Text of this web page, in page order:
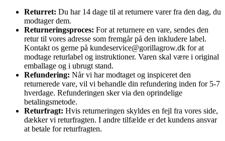
Returret: Du har 14 dage til at returnere varer fra den dag, du
modtager dem.
Returneringsproces: For at returnere en vare, sendes den
retur til vores adresse som fremgår på den inkludere label.
Kontakt os gerne på kundeservice@gorillagrow.dk for at
modtage returlabel og instruktioner. Varen skal være i original
emballage og i ubrugt stand.
Refundering: Når vi har modtaget og inspiceret den
returnerede vare, vil vi behandle din refundering inden for 5-7
hverdage. Refunderingen sker via den oprindelige
betalingsmetode.
Returfragt: Hvis returneringen skyldes en fejl fra vores side,
dækker vi returfragten. I andre tilfælde er det kundens ansvar
at betale for returfragten.